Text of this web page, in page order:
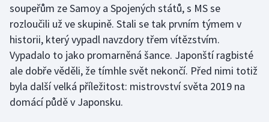
Olympijské hry
Parasport
Plavání
Plážový volejbal
soupeřům ze Samoy a Spojených států, s MS se
rozloučili už ve skupině. Stali se tak prvním týmem v
historii, který vypadl navzdory třem vítězstvím.
Vypadalo to jako promarněná šance. Japonští ragbisté
ale dobře věděli, že tímhle svět nekončí. Před nimi totiž
byla další velká příležitost: mistrovství světa 2019 na
domácí půdě v Japonsku.